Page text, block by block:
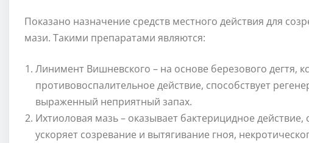
Показано назначение средств местного действия для
мази. Такими препаратами являются:
Линимент Вишневского – на основе березового дегтя,
противовоспалительное действие, способствует
выраженный неприятный запах.
Ихтиоловая мазь – оказывает бактерицидное
ускоряет созревание и вытягивание гноя,